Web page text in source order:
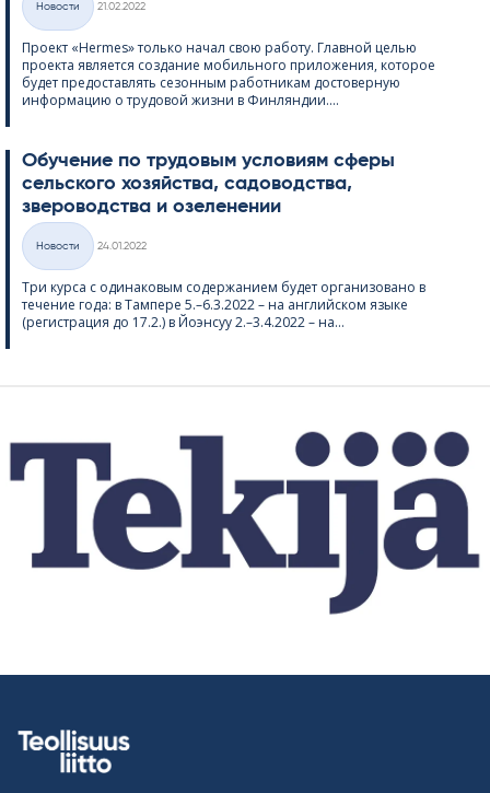
Категории
Hовости
21.02.2022
Проект «Her­mes» только начал свою работу. Главной целью
проекта является создание мобильного приложения, которое
будет предоставлять сезонным работникам достоверную
информацию о трудовой жизни в Финляндии....
Обучение по трудовым условиям сферы
сельского хозяйства, садоводства,
звероводства и озеленении
Категории
Hовости
24.01.2022
Три курса с одинаковым содержанием будет организовано в
течение года: в Тампере 5.–6.3.2022 – на английском языке
(регистрация до 17.2.) в Йоэнсуу 2.–3.4.2022 – на...